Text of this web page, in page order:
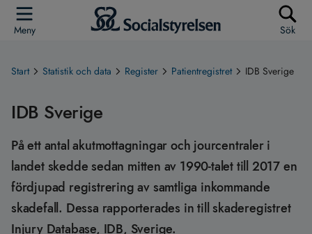
Meny Sök
Start Statistik och data Register Patientregistret IDB Sverige
IDB Sverige
På ett antal akutmottagningar och jourcentraler i
landet skedde sedan mitten av 1990-talet till 2017 en
fördjupad registrering av samtliga inkommande
skadefall. Dessa rapporterades in till skaderegistret
Injury Database, IDB, Sverige.